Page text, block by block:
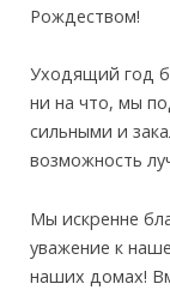
Рождеством!
Уходящий год
ни на что, мы
сильными и
возможность
Мы искренне
уважение к
наших домах!